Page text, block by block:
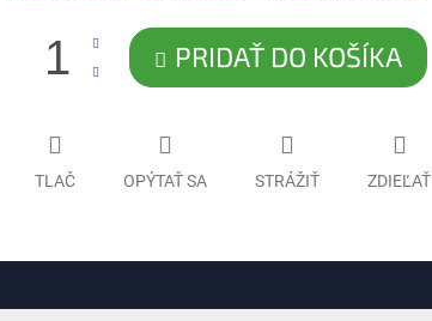
PRIDAŤ DO KOŠÍKA
TLAČ OPÝTAŤ SA STRÁŽIŤ ZDIEĽAŤ